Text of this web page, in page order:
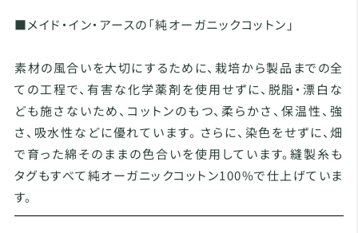
■メイド・イン・アースの「純オーガニックコットン」
素材の風合いを大切にするために、栽培から製品までの全
ての工程で、有害な化学薬剤を使用せずに、脱脂・漂白な
ども施さないため、コットンのもつ、柔らかさ、保温性、強
さ、吸水性などに優れています。 さらに、染色をせずに、畑
で育った綿そのままの色合いを使用しています。縫製糸も
タグもすべて純オーガニックコットン100%で仕上げていま
す。